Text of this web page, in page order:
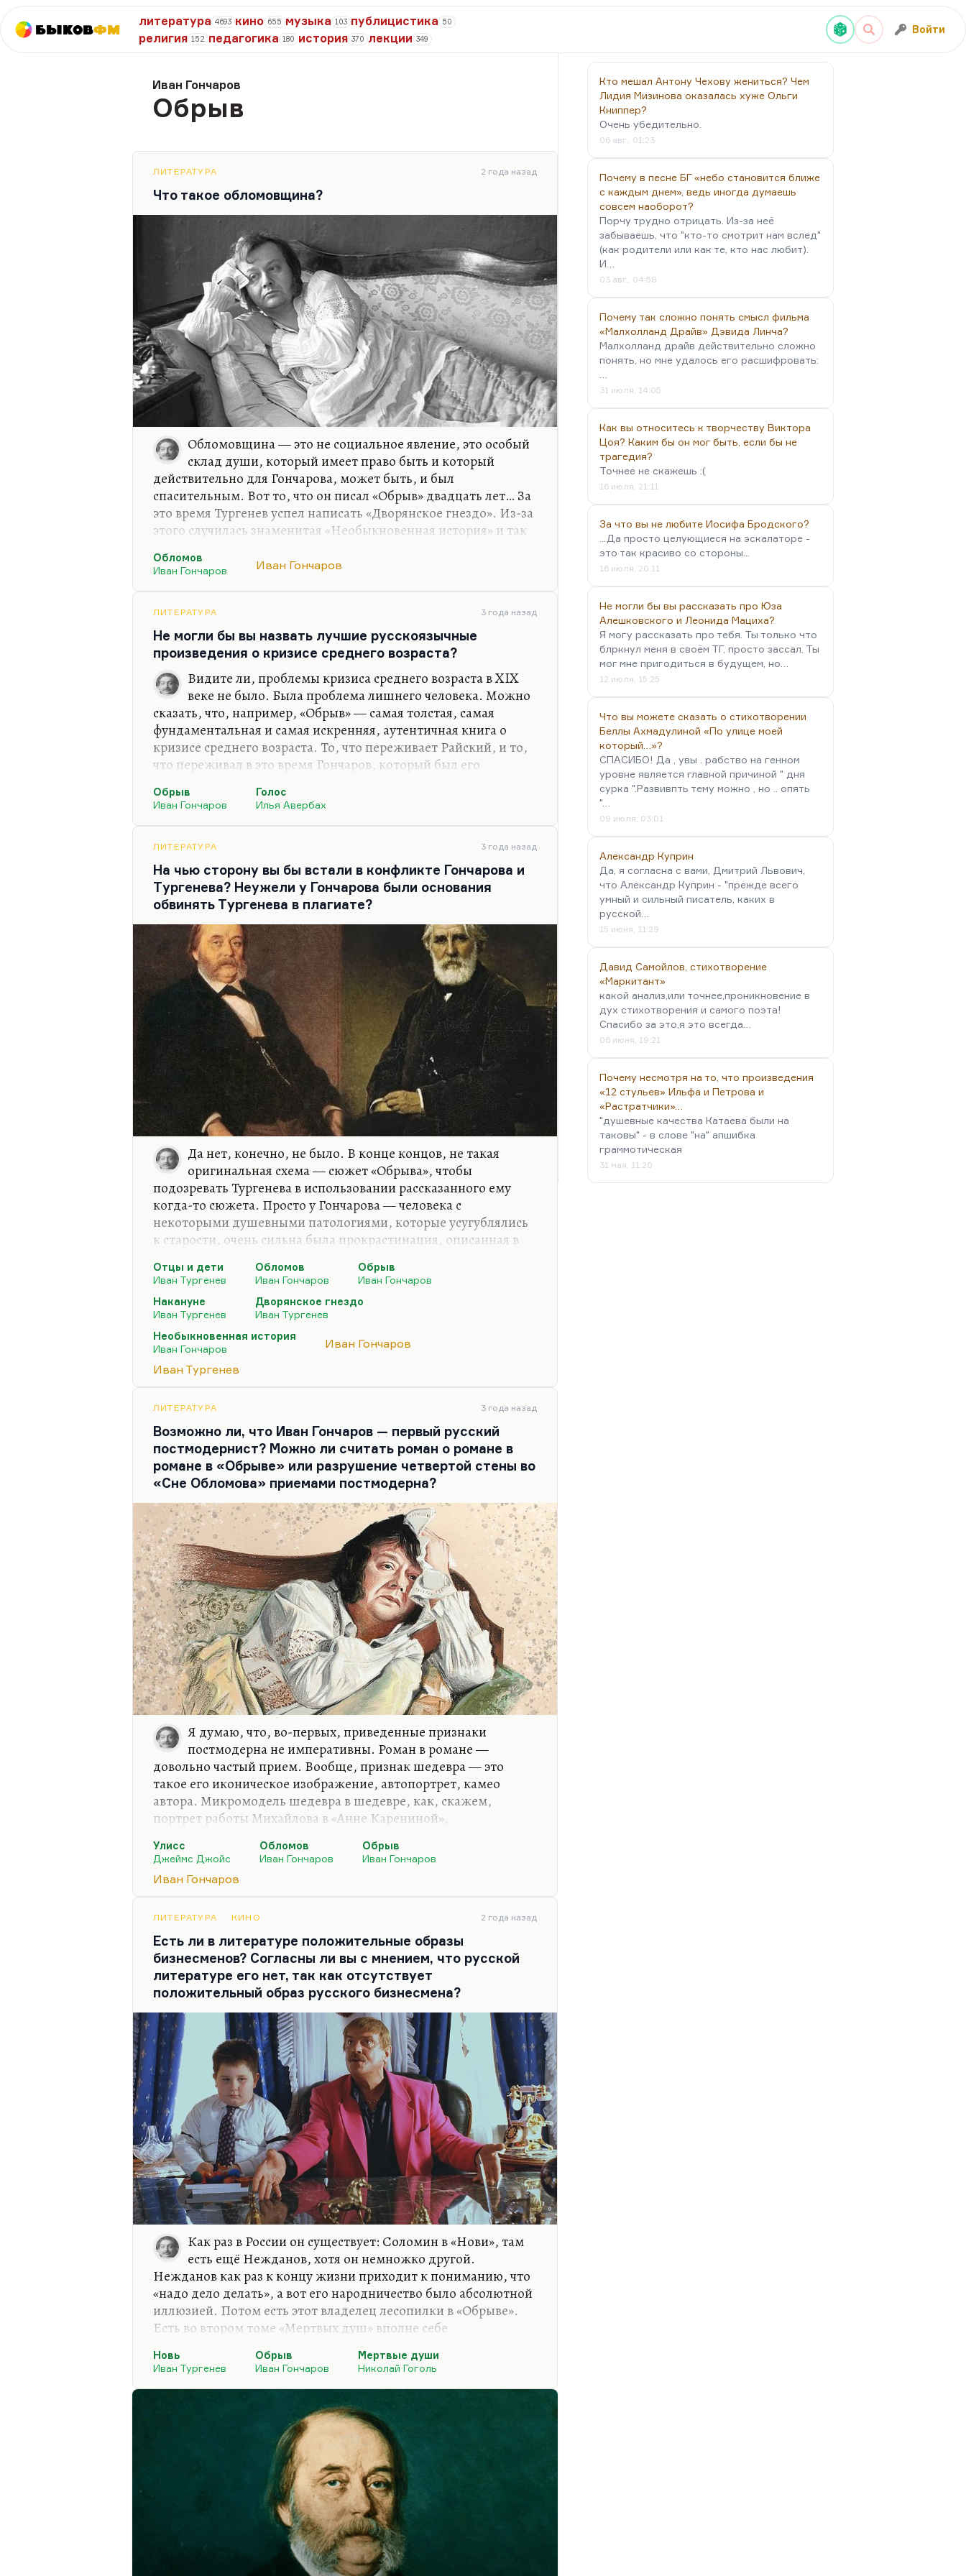
БыковФМ
литература 4693 кино 655 музыка 103 публицистика 50
религия 152 педагогика 180 история 370 лекции 349
Войти
Иван Гончаров
Обрыв
ЛИТЕРАТУРА 2 года назад
Что такое обломовщина?
Обломовщина — это не социальное явление, это особый
склад души, который имеет право быть и который
действительно для Гончарова, может быть, и был
спасительным. Вот то, что он писал «Обрыв» двадцать лет… За
это время Тургенев успел написать «Дворянское гнездо». Из-за
этого случилась знаменитая «Необыкновенная история» и так
что он двадцать лет писал «Обрыв» — это придало книге
совершенно особый нерв, какое-то внутреннее напряжение,
само это ощущение передает вязкость времени. Таланту все на
пользу.
Обломов
Иван Гончаров
Иван Гончаров
ЛИТЕРАТУРА 3 года назад
Не могли бы вы назвать лучшие русскоязычные
произведения о кризисе среднего возраста?
Видите ли, проблемы кризиса среднего возраста в XIX
веке не было. Была проблема лишнего человека. Можно
сказать, что, например, «Обрыв» — самая толстая, самая
фундаментальная и самая искренняя, аутентичная книга о
кризисе среднего возраста. То, что переживает Райский, и то,
что переживал в это время Гончаров, который был его
наверное, и есть кризис среднего возраста. Но просто термина
такого тогда не было.
Это то, что замечательно сказано у Гандлевского:
«Самосуд
парономазия «зрелости» и «зрелища» — это довольно глубокая
мысль. Потому что действительно это…
Обрыв
Иван Гончаров
Голос
Илья Авербах
ЛИТЕРАТУРА 3 года назад
На чью сторону вы бы встали в конфликте Гончарова и
Тургенева? Неужели у Гончарова были основания
обвинять Тургенева в плагиате?
Да нет, конечно, не было. В конце концов, не такая
оригинальная схема — сюжет «Обрыва», чтобы
подозревать Тургенева в использовании рассказанного ему
когда-то сюжета. Просто у Гончарова — человека с
некоторыми душевными патологиями, которые усугублялись
к старости, очень сильна была прокрастинация, описанная в
лет, он ему опротивел, превратился в анахронизм. А Тургенев
писал быстро, стремительно написал «Дворянское гнездо»,
после этого — стремительно «Отцов и детей», да и
«Накануне». И у Гончарова, видимо, было такое ощущение,
что, пока он вдумчиво работает, Тургенев сшибает какую-то
публицистику по верхам, чтобы быть…
Отцы и дети
Иван Тургенев
Обломов
Иван Гончаров
Обрыв
Иван Гончаров
Накануне
Иван Тургенев
Дворянское гнездо
Иван Тургенев
Необыкновенная история
Иван Гончаров
Иван Гончаров
Иван Тургенев
ЛИТЕРАТУРА 3 года назад
Возможно ли, что Иван Гончаров — первый русский
постмодернист? Можно ли считать роман о романе в
романе в «Обрыве» или разрушение четвертой стены во
«Сне Обломова» приемами постмодерна?
Я думаю, что, во-первых, приведенные признаки
постмодерна не императивны. Роман в романе —
довольно частый прием. Вообще, признак шедевра — это
такое его иконическое изображение, автопортрет, камео
автора. Микромодель шедевра в шедевре, как, скажем,
портрет работы Михайлова в «Анне Карениной»,
четвертой стены… Ну и господи, роман в романе — «Вор»
Леонова,— что это, постмодерн? Нет, конечно. У постмодерна
другие признаки. Четвертая стена здесь, на мой взгляд, ни при
понять, что такое постмодерн. Постмодерн, несомненно, был.
Но постмодерн — это то, что наступает непосредственно…
Улисс
Джеймс Джойс
Обломов
Иван Гончаров
Обрыв
Иван Гончаров
Иван Гончаров
ЛИТЕРАТУРА КИНО 2 года назад
Есть ли в литературе положительные образы
бизнесменов? Согласны ли вы с мнением, что русской
литературе его нет, так как отсутствует
положительный образ русского бизнесмена?
Как раз в России он существует: Соломин в «Нови», там
есть ещё Нежданов, хотя он немножко другой.
Нежданов как раз к концу жизни приходит к пониманию, что
«надо дело делать», а вот его народничество было абсолютной
иллюзией. Потом есть этот владелец лесопилки в «Обрыве».
Есть во втором томе «Мертвых душ» вполне себе
бизнесмен, а хозяин. И вообще во втором томе «Мертвых душ»
есть образы пугающе правильных, преуспевающих хозяев.
Настолько пугающих, что не приведи Господь такого
Что касается американской или британской, или французской
прозы, то не припоминаю я там, действительно,
положительного…
Новь
Иван Тургенев
Обрыв
Иван Гончаров
Мертвые души
Николай Гоголь
Кто мешал Антону Чехову жениться? Чем
Лидия Мизинова оказалась хуже Ольги
Книппер?
Очень убедительно.
06 авг., 01:23
Почему в песне БГ «небо становится ближе
с каждым днем», ведь иногда думаешь
совсем наоборот?
Порчу трудно отрицать. Из-за неё
забываешь, что "кто-то смотрит нам вслед"
(как родители или как те, кто нас любит).
И…
03 авг., 04:58
Почему так сложно понять смысл фильма
«Малхолланд Драйв» Дэвида Линча?
Малхолланд драйв действительно сложно
понять, но мне удалось его расшифровать:
31 июля, 14:05
Как вы относитесь к творчеству Виктора
Цоя? Каким бы он мог быть, если бы не
трагедия?
Точнее не скажешь :(
16 июля, 21:11
За что вы не любите Иосифа Бродского?
...Да просто целующиеся на эскалаторе -
это так красиво со стороны...
16 июля, 20:11
Не могли бы вы рассказать про Юза
Алешковского и Леонида Мациха?
Я могу рассказать про тебя. Ты только что
блркнул меня в своём ТГ, просто зассал. Ты
мог мне пригодиться в будущем, но…
12 июля, 15:25
Что вы можете сказать о стихотворении
Беллы Ахмадулиной «По улице моей
который…»?
СПАСИБО! Да , увы . рабство на генном
уровне является главной причиной " дня
сурка ".Развивпть тему можно , но .. опять
"…
09 июля, 03:01
Александр Куприн
Да, я согласна с вами, Дмитрий Львович,
что Александр Куприн - "прежде всего
умный и сильный писатель, каких в
русской…
15 июня, 11:29
Давид Самойлов, стихотворение
«Маркитант»
какой анализ,или точнее,проникновение в
дух стихотворения и самого поэта!
Спасибо за это,я это всегда…
06 июня, 19:21
Почему несмотря на то, что произведения
«12 стульев» Ильфа и Петрова и
«Растратчики»…
"душевные качества Катаева были на
таковы" - в слове "на" апшибка
граммотическая
31 мая, 11:20